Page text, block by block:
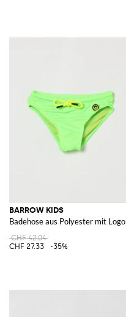
BARROW KIDS
Badehose aus Polyester mit Logo
CHF 42.04
CHF 27.33
-35%